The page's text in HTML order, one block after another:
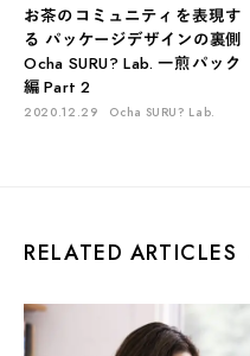
お茶のコミュニティを表現す
る パッケージデザインの裏側
Ocha SURU? Lab. 一煎パック
編 Part 2
2020.12.29 Ocha SURU? Lab.
RELATED ARTICLES